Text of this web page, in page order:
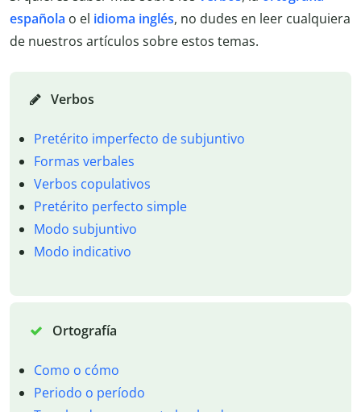
española o el idioma inglés, no dudes en leer cualquiera
de nuestros artículos sobre estos temas.
Verbos
Pretérito imperfecto de subjuntivo
Formas verbales
Verbos copulativos
Pretérito perfecto simple
Modo subjuntivo
Modo indicativo
Ortografía
Como o cómo
Periodo o período